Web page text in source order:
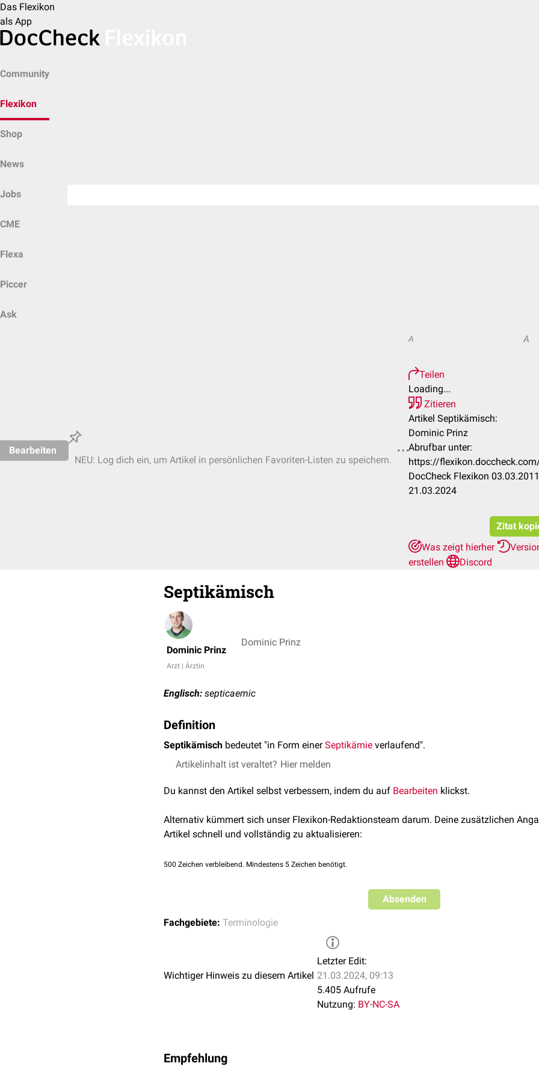
Das Flexikon
als App
Community
Flexikon
Shop
News
Jobs
CME
Flexa
Piccer
Ask
Bearbeiten
NEU: Log dich ein, um Artikel in persönlichen Favoriten-Listen zu speichern.
A A
Teilen
Loading...
Zitieren
Artikel Septikämisch:
Dominic Prinz
Abrufbar unter:
https://
DocCheck Flexikon
21.03.2024
Zitat
Was zeigt hierher
erstellen
Discord
Septikämisch
Dominic Prinz
Arzt | Ärztin
Dominic Prinz
Englisch: septicaemic
Definition
Septikämisch bedeutet "in Form einerSeptikämie verlaufend".
Artikelinhalt ist veraltet? Hier melden
Du kannst den Artikel selbst verbessern, indem du auf Bearbeiten klickst.
Alternativ kümmert sich unser Flexikon-Redaktionsteam darum. Deine zusätzlichen
Artikel schnell und vollständig zu aktualisieren:
500 Zeichen verbleibend. Mindestens 5 Zeichen benötigt.
Absenden
Fachgebiete: Terminologie
Wichtiger Hinweis zu diesem Artikel
Letzter Edit:
21.03.2024, 09:13
5.405 Aufrufe
Nutzung: BY-NC-SA
Empfehlung